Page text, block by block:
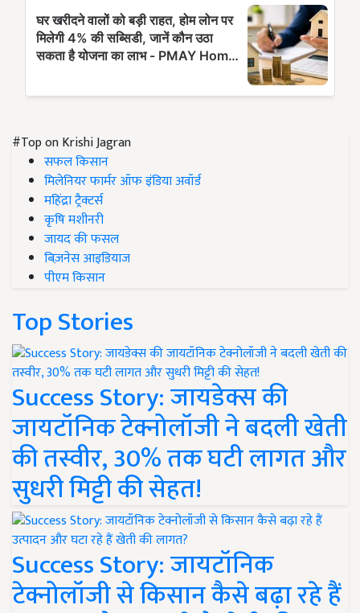
#Top on Krishi Jagran
सफल किसान
मिलेनियर फार्मर ऑफ इंडिया अवॉर्ड
महिंद्रा ट्रैक्टर्स
कृषि मशीनरी
जायद की फसल
बिज़नेस आइडियाज
पीएम किसान
Top Stories
Success Story: जायडेक्स की
जायटॉनिक टेक्नोलॉजी ने बदली खेती
की तस्वीर, 30% तक घटी लागत और
सुधरी मिट्टी की सेहत!
Success Story: जायटॉनिक
टेक्नोलॉजी से किसान कैसे बढ़ा रहे हैं